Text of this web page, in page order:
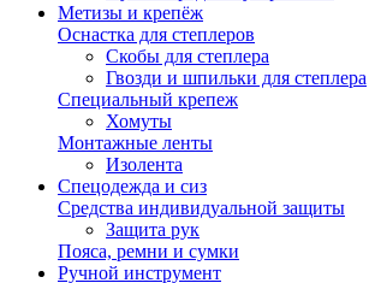
Метизы и крепёж
Оснастка для степлеров
Скобы для степлера
Гвозди и шпильки для степлера
Специальный крепеж
Хомуты
Монтажные ленты
Изолента
Спецодежда и сиз
Средства индивидуальной защиты
Защита рук
Пояса, ремни и сумки
Ручной инструмент